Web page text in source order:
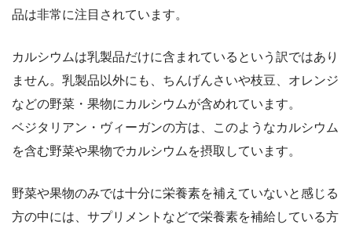
品は非常に注目されています。
カルシウムは乳製品だけに含まれているという訳ではあり
ません。乳製品以外にも、ちんげんさいや枝豆、オレンジ
などの野菜・果物にカルシウムが含めれています。
ベジタリアン・ヴィーガンの方は、このようなカルシウム
を含む野菜や果物でカルシウムを摂取しています。
野菜や果物のみでは十分に栄養素を補えていないと感じる
方の中には、サプリメントなどで栄養素を補給している方